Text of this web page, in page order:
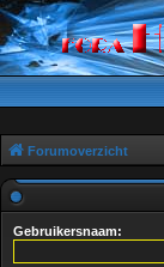
Forumoverzicht
Gebruikersnaam: